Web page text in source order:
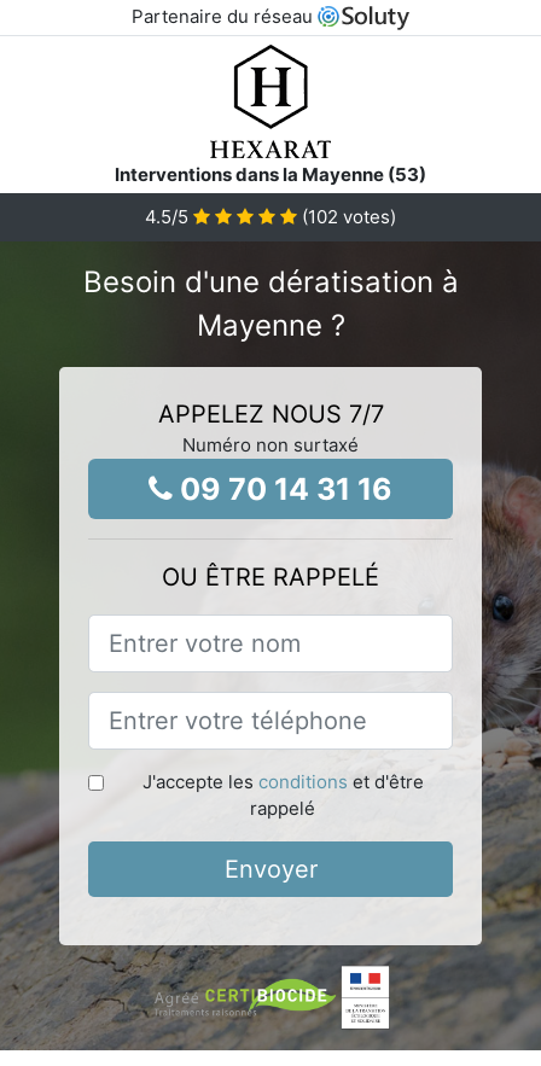
Partenaire du réseau
Interventions dans la Mayenne (53)
4.5/5 (102 votes)
Besoin d'une dératisation à
Mayenne ?
APPELEZ NOUS 7/7
Numéro non surtaxé
09 70 14 31 16
OU ÊTRE RAPPELÉ
J'accepte les conditions et d'être
rappelé
Envoyer